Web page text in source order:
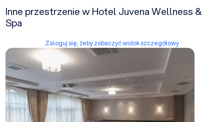
Inne przestrzenie w Hotel Juvena Wellness &
Spa
Zaloguj się, żeby zobaczyć widok szczegółowy
Sala Maksyma